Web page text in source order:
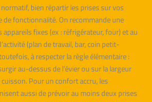
bien répartir les prises sur vos
fonctionnalité. On recommande une
appareils fixes (ex : réfrigérateur, four) et au
(plan de travail, bar, coin petit-
à respecter la règle élémentaire :
au-dessus de l’évier ou sur la largeur
Pour un confort accru, les
aussi de prévoir au moins deux prises